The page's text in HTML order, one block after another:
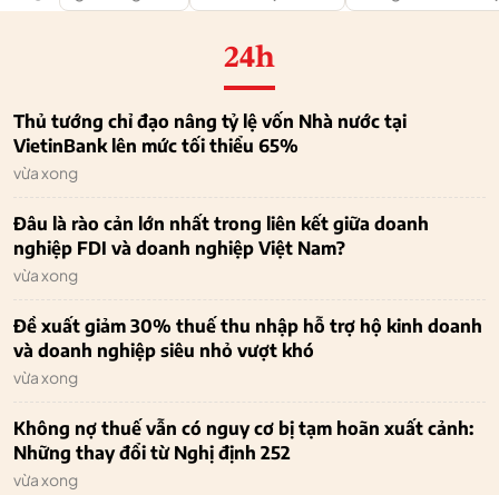
24h
Thủ tướng chỉ đạo nâng tỷ lệ vốn Nhà nước tại
VietinBank lên mức tối thiểu 65%
vừa xong
Đâu là rào cản lớn nhất trong liên kết giữa doanh
nghiệp FDI và doanh nghiệp Việt Nam?
vừa xong
Đề xuất giảm 30% thuế thu nhập hỗ trợ hộ kinh doanh
và doanh nghiệp siêu nhỏ vượt khó
vừa xong
Không nợ thuế vẫn có nguy cơ bị tạm hoãn xuất cảnh:
Những thay đổi từ Nghị định 252
vừa xong